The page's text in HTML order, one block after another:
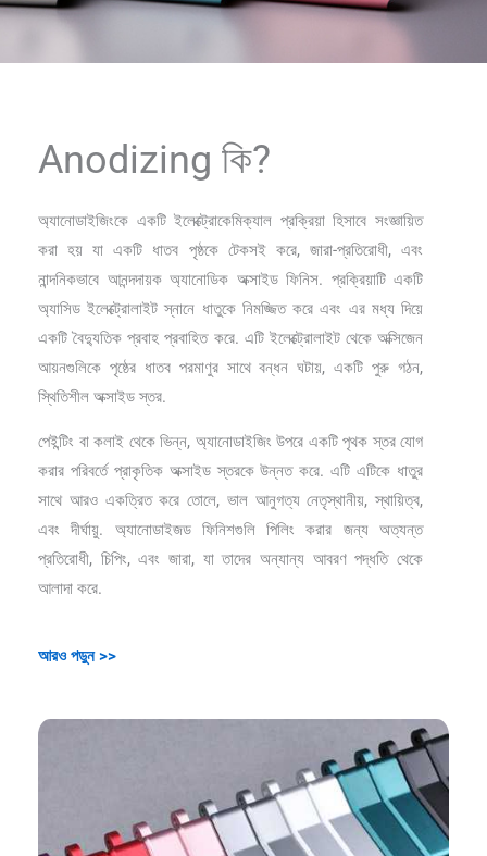
Anodizing কি?
অ্যানোডাইজিংকে একটি ইলেক্ট্রোকেমিক্যাল প্রক্রিয়া হিসাবে সংজ্ঞায়িত
করা হয় যা একটি ধাতব পৃষ্ঠকে টেকসই করে, জারা-প্রতিরোধী, এবং
নান্দনিকভাবে আনন্দদায়ক অ্যানোডিক অক্সাইড ফিনিস. প্রক্রিয়াটি একটি
অ্যাসিড ইলেক্ট্রোলাইট স্নানে ধাতুকে নিমজ্জিত করে এবং এর মধ্য দিয়ে
একটি বৈদ্যুতিক প্রবাহ প্রবাহিত করে. এটি ইলেক্ট্রোলাইট থেকে অক্সিজেন
আয়নগুলিকে পৃষ্ঠের ধাতব পরমাণুর সাথে বন্ধন ঘটায়, একটি পুরু গঠন,
স্থিতিশীল অক্সাইড স্তর.
পেইন্টিং বা কলাই থেকে ভিন্ন, অ্যানোডাইজিং উপরে একটি পৃথক স্তর যোগ
করার পরিবর্তে প্রাকৃতিক অক্সাইড স্তরকে উন্নত করে. এটি এটিকে ধাতুর
সাথে আরও একত্রিত করে তোলে, ভাল আনুগত্য নেতৃস্থানীয়, স্থায়িত্ব,
এবং দীর্ঘায়ু. অ্যানোডাইজড ফিনিশগুলি পিলিং করার জন্য অত্যন্ত
প্রতিরোধী, চিপিং, এবং জারা, যা তাদের অন্যান্য আবরণ পদ্ধতি থেকে
আলাদা করে.
আরও পড়ুন >>